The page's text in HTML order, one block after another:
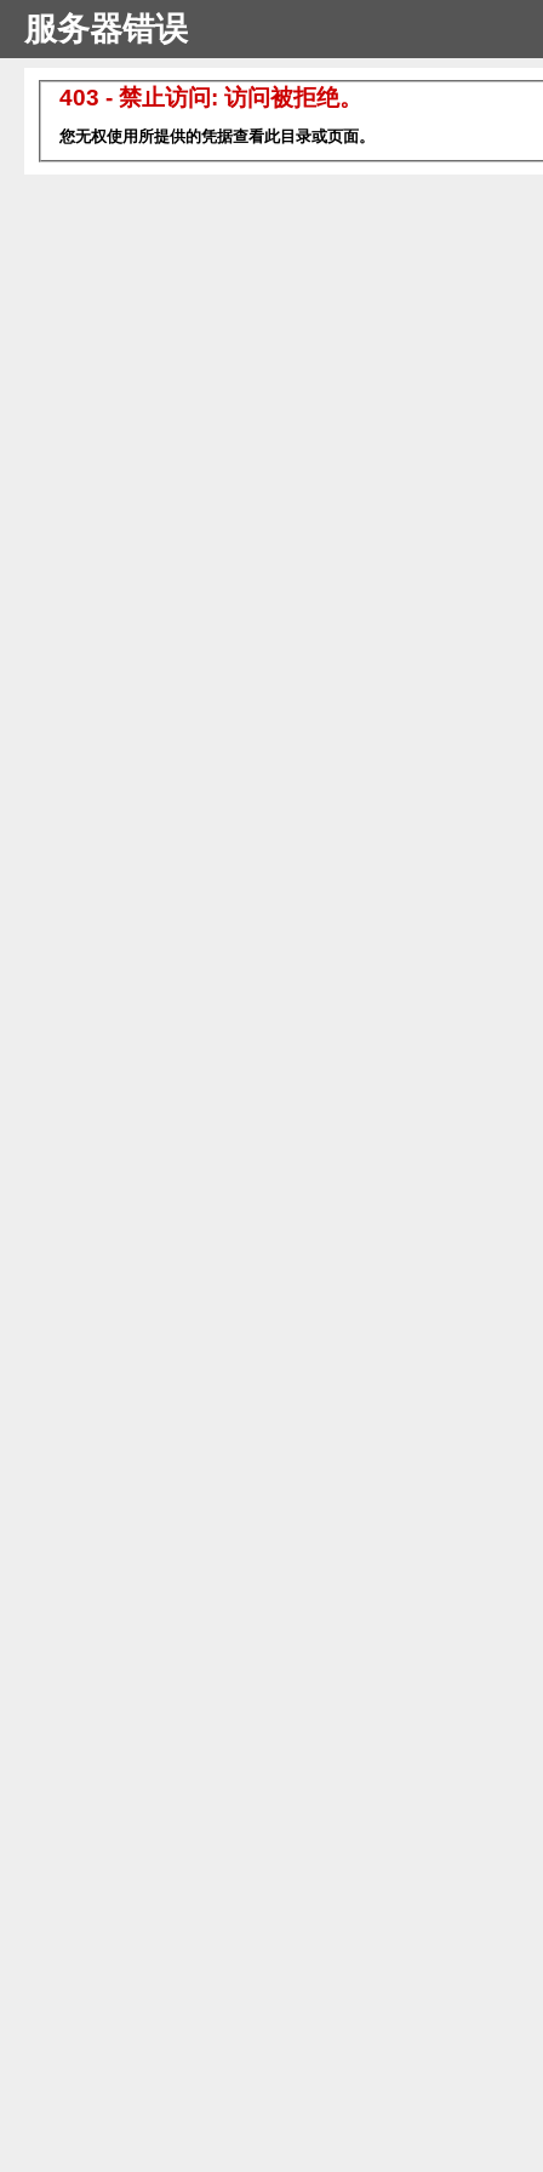
服务器错误
403 - 禁止访问: 访问被拒绝。
您无权使用所提供的凭据查看此目录或页面。